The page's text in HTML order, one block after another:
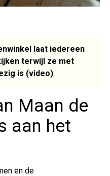
laat iedereen
terwijl ze met
is (video)
Maan de
aan het
en de